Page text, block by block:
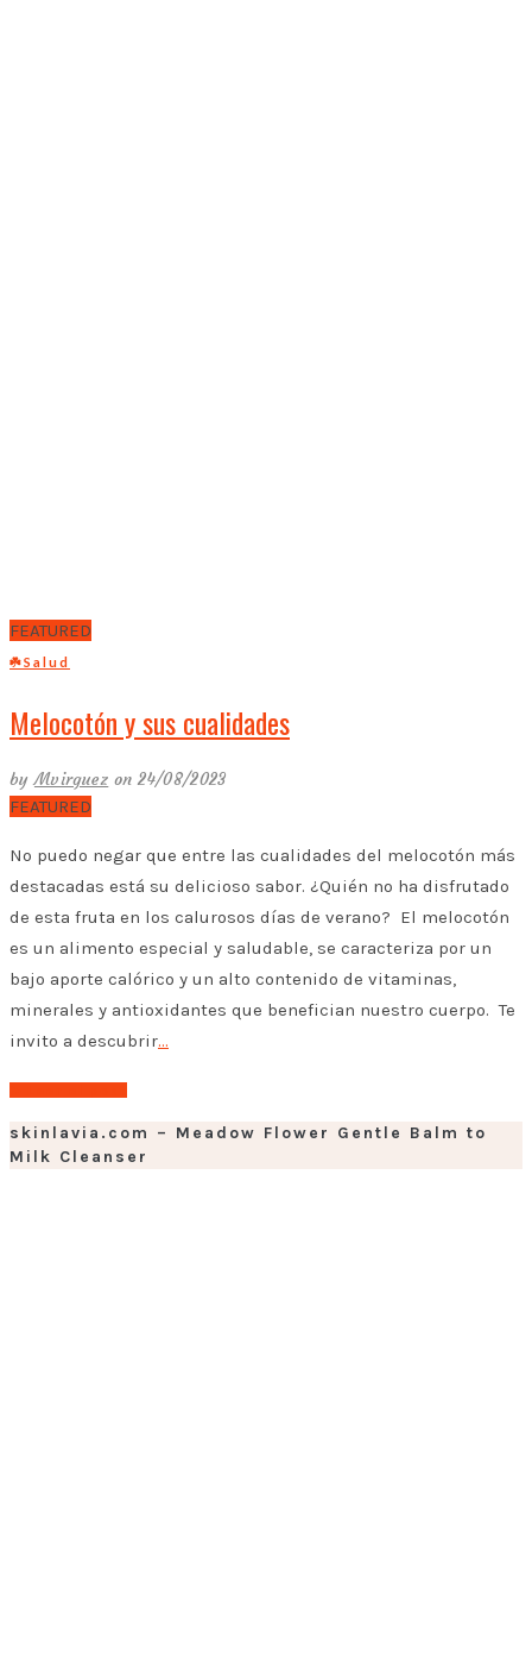
FEATURED
☘️Salud
Melocotón y sus cualidades
byMvirguez on 24/08/2023
FEATURED
No puedo negar que entre las cualidades del melocotón más
destacadas está su delicioso sabor. ¿Quién no ha disfrutado
de esta fruta en los calurosos días de verano? El melocotón
es un alimento especial y saludable, se caracteriza por un
bajo aporte calórico y un alto contenido de vitaminas,
minerales y antioxidantes que benefician nuestro cuerpo. Te
invito a descubrir…
skinlavia.com – Meadow Flower Gentle Balm to
Milk Cleanser